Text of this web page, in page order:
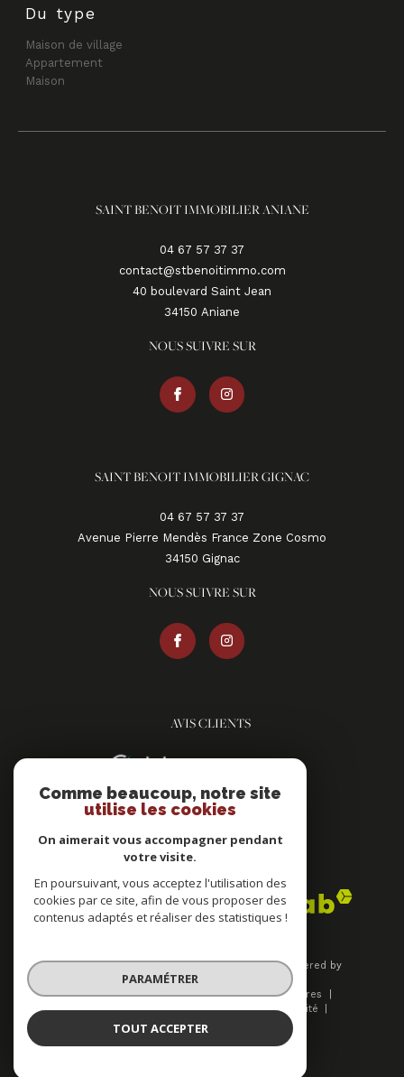
Du type
Maison de village
Appartement
Maison
SAINT BENOIT IMMOBILIER ANIANE
04 67 57 37 37
contact@stbenoitimmo.com
40 boulevard Saint Jean
34150
aniane
NOUS SUIVRE SUR
SAINT BENOIT IMMOBILIER GIGNAC
04 67 57 37 37
Avenue Pierre Mendès France Zone Cosmo
34150
gignac
NOUS SUIVRE SUR
AVIS CLIENTS
ADHÉRENTS
© 2026 | Tous droits réservés | Traduction powered by
Google |
Plan du site
Mentions légales
Nos honoraires
Admin
Nos liens
Politique de confidentialité
Politique RGPD
Comme beaucoup, notre site
utilise les cookies
On aimerait vous accompagner pendant
votre visite.
En poursuivant, vous acceptez l'utilisation des
cookies par ce site, afin de vous proposer des
contenus adaptés et réaliser des statistiques !
PARAMÉTRER
TOUT ACCEPTER